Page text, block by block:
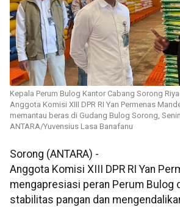
Kepala Perum Bulog Kantor Cabang Sorong
Anggota Komisi XIII DPR RI Yan Permenas
memantau beras di Gudang Bulog Sorong,
ANTARA/Yuvensius Lasa Banafanu
Sorong (ANTARA) -
Anggota Komisi XIII DPR RI Yan
mengapresiasi peran Perum Bulog
stabilitas pangan dan